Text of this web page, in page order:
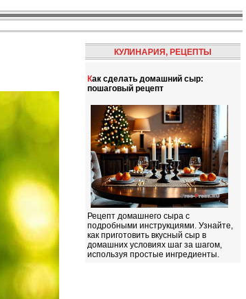
КУЛИНАРИЯ, РЕЦЕПТЫ
Как сделать домашний сыр:
пошаговый рецепт
Рецепт домашнего сыра с
подробными инструкциями. Узнайте,
как приготовить вкусный сыр в
домашних условиях шаг за шагом,
используя простые ингредиенты.